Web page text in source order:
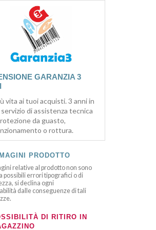
GARANZIA 3
vita ai tuoi acquisti. 3 anni in
di assistenza tecnica
da guasto,
o rottura.
PRODOTTO
relative al prodotto non sono
possibili errori tipografici o di
si declina ogni
dalle conseguenze di tali
DI RITIRO IN